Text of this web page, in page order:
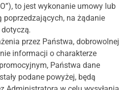
to jest wykonanie umowy lub
poprzedzających, na żądanie
.
przez Państwa, dobrowolnej
informacji o charakterze
Państwa dane
podane powyżej, będą